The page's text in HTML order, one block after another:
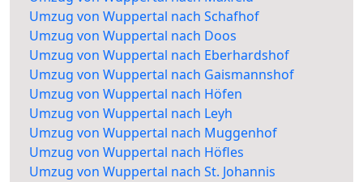
Umzug von Wuppertal nach Schafhof
Umzug von Wuppertal nach Doos
Umzug von Wuppertal nach Eberhardshof
Umzug von Wuppertal nach Gaismannshof
Umzug von Wuppertal nach Höfen
Umzug von Wuppertal nach Leyh
Umzug von Wuppertal nach Muggenhof
Umzug von Wuppertal nach Höfles
Umzug von Wuppertal nach St. Johannis